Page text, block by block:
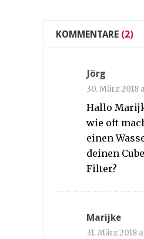
KOMMENTARE (2)
Jörg
30. März 2018
Hallo
wie oft
einen
deinen
Filter?
Marijke
31. März 2018